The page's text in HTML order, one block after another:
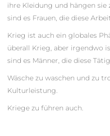
ihre Kleidung und hängen sie
sind es Frauen, die diese
Krieg ist auch ein globales
überall Krieg, aber irgendwo
sind es Männer, die diese
Wäsche zu waschen und zu
Kulturleistung.
Kriege zu führen auch.